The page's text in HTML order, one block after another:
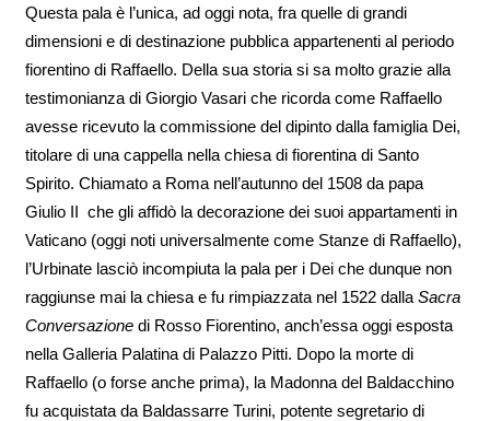
Questa pala è l’unica, ad oggi nota, fra quelle di grandi
dimensioni e di destinazione pubblica appartenenti al periodo
fiorentino di Raffaello. Della sua storia si sa molto grazie alla
testimonianza di Giorgio Vasari che ricorda come Raffaello
avesse ricevuto la commissione del dipinto dalla famiglia Dei,
titolare di una cappella nella chiesa di fiorentina di Santo
Spirito. Chiamato a Roma nell’autunno del 1508 da papa
Giulio II che gli affidò la decorazione dei suoi appartamenti in
Vaticano (oggi noti universalmente come Stanze di Raffaello),
l’Urbinate lasciò incompiuta la pala per i Dei che dunque non
raggiunse mai la chiesa e fu rimpiazzata nel 1522 dalla Sacra
Conversazionedi Rosso Fiorentino, anch’essa oggi esposta
nella Galleria Palatina di Palazzo Pitti. Dopo la morte di
Raffaello (o forse anche prima), la Madonna del Baldacchino
fu acquistata da Baldassarre Turini, potente segretario di